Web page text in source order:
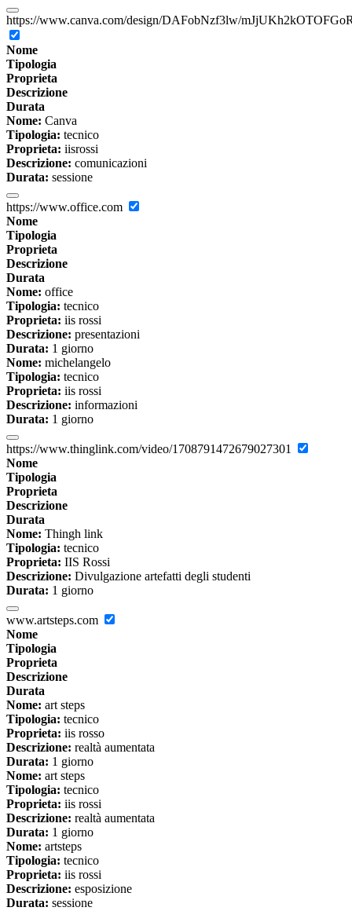
https://www.canva.com/design/DAFobNzf3lw/
Nome
Tipologia
Proprieta
Descrizione
Durata
Nome: Canva
Tipologia: tecnico
Proprieta: iisrossi
Descrizione: comunicazioni
Durata: sessione
https://www.office.com
Nome
Tipologia
Proprieta
Descrizione
Durata
Nome: office
Tipologia: tecnico
Proprieta: iis rossi
Descrizione: presentazioni
Durata: 1 giorno
Nome: michelangelo
Tipologia: tecnico
Proprieta: iis rossi
Descrizione: informazioni
Durata: 1 giorno
https://www.thinglink.com/video/1708791472679027301
Nome
Tipologia
Proprieta
Descrizione
Durata
Nome: Thingh link
Tipologia: tecnico
Proprieta: IIS Rossi
Descrizione: Divulgazione artefatti degli studenti
Durata: 1 giorno
www.artsteps.com
Nome
Tipologia
Proprieta
Descrizione
Durata
Nome: art steps
Tipologia: tecnico
Proprieta: iis rosso
Descrizione: realtà aumentata
Durata: 1 giorno
Nome: art steps
Tipologia: tecnico
Proprieta: iis rossi
Descrizione: realtà aumentata
Durata: 1 giorno
Nome: artsteps
Tipologia: tecnico
Proprieta: iis rossi
Descrizione: esposizione
Durata: sessione